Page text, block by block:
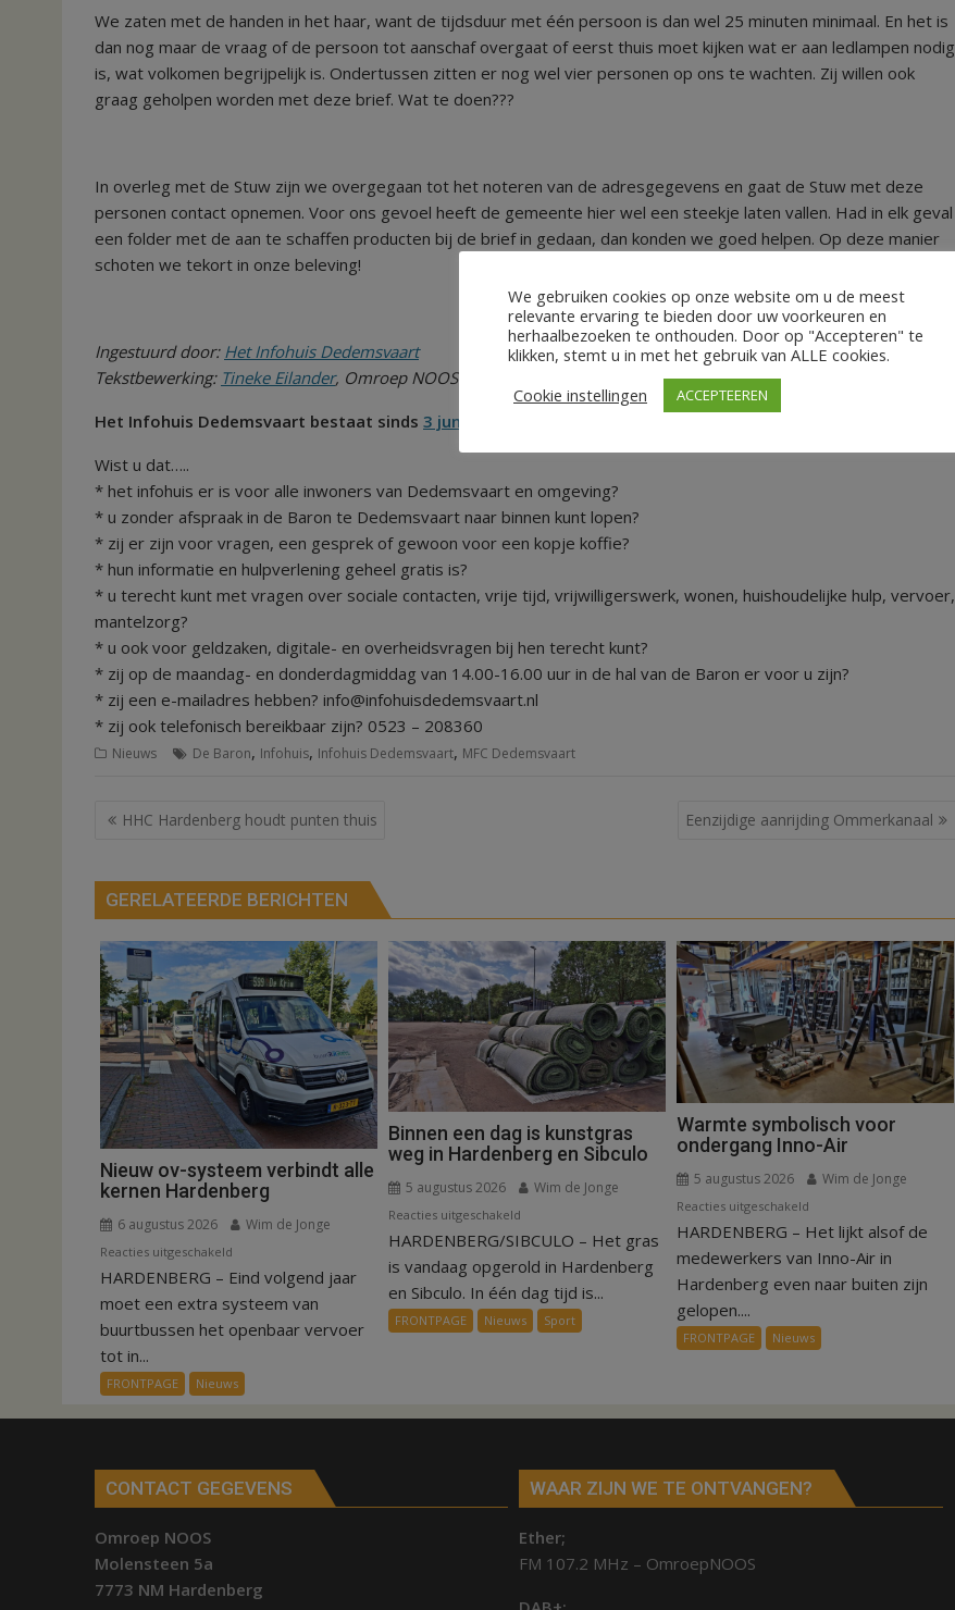
We zaten met de handen in het haar, want de tijdsduur met één persoon is dan wel 25 minuten minimaal. En het is
dan nog maar de vraag of de persoon tot aanschaf overgaat of eerst thuis moet kijken wat er aan ledlampen nodig
is, wat volkomen begrijpelijk is. Ondertussen zitten er nog wel vier personen op ons te wachten. Zij willen ook
graag geholpen worden met deze brief. Wat te doen???
In overleg met de Stuw zijn we overgegaan tot het noteren van de adresgegevens en gaat de Stuw met deze
personen contact opnemen. Voor ons gevoel heeft de gemeente hier wel een steekje laten vallen. Had in elk geval
een folder met de aan te schaffen producten bij de brief in gedaan, dan konden we goed helpen. Op deze manier
schoten we tekort in onze beleving!
Ingestuurd door: Het Infohuis Dedemsvaart
Tekstbewerking: Tineke Eilander, Omroep NOOS
Het Infohuis Dedemsvaart bestaat sinds 3 juni 2021
Wist u dat…..
* het infohuis er is voor alle inwoners van Dedemsvaart en omgeving?
* u zonder afspraak in de Baron te Dedemsvaart naar binnen kunt lopen?
* zij er zijn voor vragen, een gesprek of gewoon voor een kopje koffie?
* hun informatie en hulpverlening geheel gratis is?
* u terecht kunt met vragen over sociale contacten, vrije tijd, vrijwilligerswerk, wonen, huishoudelijke hulp, vervoer,
mantelzorg?
* u ook voor geldzaken, digitale- en overheidsvragen bij hen terecht kunt?
* zij op de maandag- en donderdagmiddag van 14.00-16.00 uur in de hal van de Baron er voor u zijn?
* zij een e-mailadres hebben? info@infohuisdedemsvaart.nl
* zij ook telefonisch bereikbaar zijn? 0523 – 208360
Nieuws De Baron, Infohuis, Infohuis Dedemsvaart, MFC Dedemsvaart
Bericht
HHC Hardenberg houdt punten thuis Eenzijdige aanrijding Ommerkanaal
GERELATEERDE BERICHTEN
Nieuw ov-systeem verbindt alle
kernen Hardenberg
6 augustus 2026 Wim de Jonge
Reacties uitgeschakeld
Nieuw
ov-
systeem
alle
kernen
Hardenberg
HARDENBERG – Eind volgend jaar
moet een extra systeem van
buurtbussen het openbaar vervoer
tot in...
FRONTPAGE Nieuws
Binnen een dag is kunstgras
weg in Hardenberg en Sibculo
5 augustus 2026 Wim de Jonge
Reacties uitgeschakeld
Binnen
een
dag
is
kunstgras
HARDENBERG/SIBCULO – Het gras
is vandaag opgerold in Hardenberg
en Sibculo. In één dag tijd is...
FRONTPAGE Nieuws Sport
Warmte symbolisch voor
ondergang Inno-Air
5 augustus 2026 Wim de Jonge
Reacties uitgeschakeld
Warmte
symbolisch
Inno-
Air
HARDENBERG – Het lijkt alsof de
medewerkers van Inno-Air in
Hardenberg even naar buiten zijn
gelopen....
FRONTPAGE Nieuws
CONTACT GEGEVENS
Omroep NOOS
Molensteen 5a
7773 NM Hardenberg
WAAR ZIJN WE TE ONTVANGEN?
Ether;
FM 107.2 MHz – OmroepNOOS
We gebruiken cookies op onze website om u de meest
relevante ervaring te bieden door uw voorkeuren en
herhaalbezoeken te onthouden. Door op "Accepteren" te
klikken, stemt u in met het gebruik van ALLE cookies.
Cookie instellingen
ACCEPTEEREN